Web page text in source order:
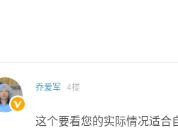
乔爱军 4楼
这个要看您的实际情况适合